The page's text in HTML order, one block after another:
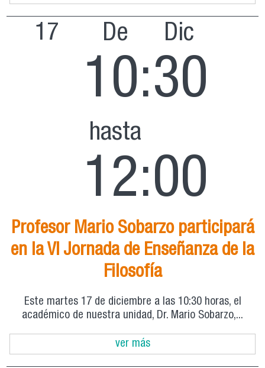
17 De
10:30
hasta
12:00
Dic
Profesor Mario Sobarzo participará
en la VI Jornada de Enseñanza de la
Filosofía
Este martes 17 de diciembre a las 10:30 horas, el
académico de nuestra unidad, Dr. Mario Sobarzo,...
ver más